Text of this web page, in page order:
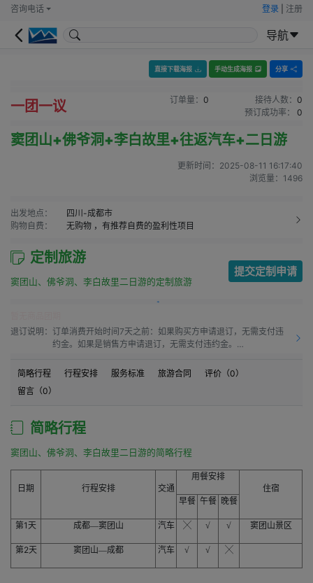
咨询电话 登录 注册
导航
直接下载海报 手动生成海报 分享
一团一议 订单量： 0 接待人数： 0
预订成功率：
0
窦团山+佛爷洞+李白故里+往返汽车+二日游
更新时间： 2025-08-11 16:17:40
浏览量： 1496
出发地点：
四川-成都市
购物自费：
无购物 ，有推荐自费的盈利性项目
定制旅游
窦团山、佛爷洞、李白故里二日游的定制旅游
提交定制申请
退订说明： 订单消费开始时间7天之前：如果购买方申请退订，无需支付违
约金。如果是销售方申请退订，无需支付违约金。
购买方申请退订，需要按50.0%比例支付违约金。如果是销售方
请退订，需要按15.00%比例支付违约金。
订单消费开始时间之前1天到订单消费开始时间：如果购买方申
订，需要按20.0%比例支付违约金。
订单消费开始时间之后：如果购买方申请退订，需要按100%比
例支付违约金。如果是销售方申请退订，需要按20.0%比例支付
违约金。
简略行程 行程安排 服务标准 旅游合同 评价（0）
留言（0）
简略行程
窦团山、佛爷洞、李白故里二日游的简略行程
日期 行程安排 交通
用餐安排
住宿
早餐 午餐 晚餐
第1天 成都—窦团山 汽车 ╳ √ √ 窦团山景区
第2天 窦团山—成都 汽车 √ √ ╳